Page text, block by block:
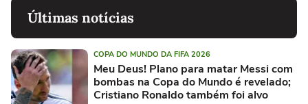
Últimas notícias
COPA DO MUNDO DA FIFA 2026
Meu Deus! Plano para matar Messi com
bombas na Copa do Mundo é revelado;
Cristiano Ronaldo também foi alvo